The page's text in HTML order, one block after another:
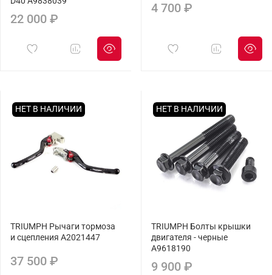
22 000 ₽
4 700 ₽
НЕТ В НАЛИЧИИ
TRIUMPH Рычаги тормоза
и сцепления A2021447
37 500 ₽
НЕТ В НАЛИЧИИ
TRIUMPH Болты крышки
двигателя - черные
A9618190
9 900 ₽